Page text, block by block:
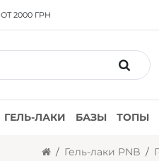
ОТ 2000 ГРН
ГЕЛЬ-ЛАКИ БАЗЫ ТОПЫ
Гель-лаки PNB